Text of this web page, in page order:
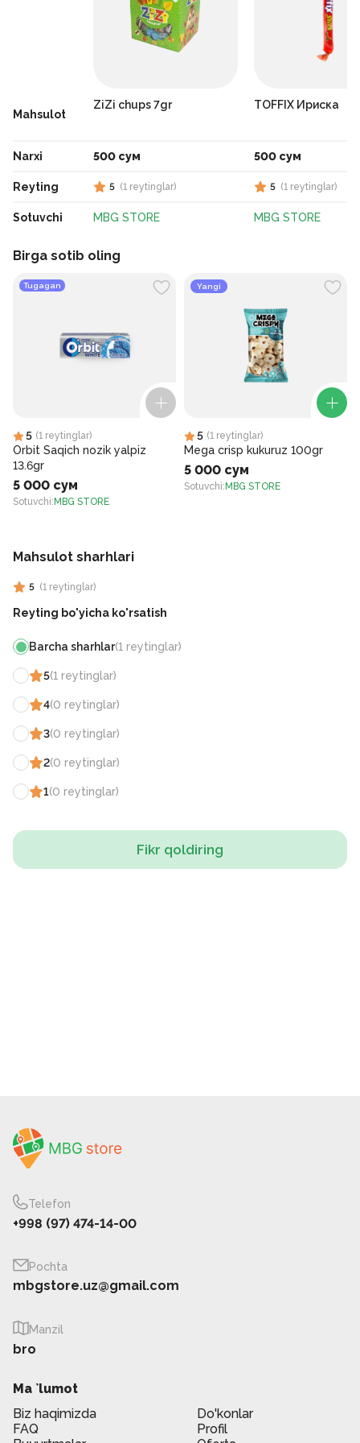
Mahsulot
Narxi
Reyting
Sotuvchi
ZiZi chups 7gr
500 сум
5 (1 reytinglar)
MBG STORE
TOFFIX Ириска
500 сум
5 (1 reytinglar)
MBG STORE
Birga sotib oling
Tugagan
5 (1 reytinglar)
Orbit Saqich nozik yalpiz
13.6gr
5 000 сум
Sotuvchi: MBG STORE
Yangi
5 (1 reytinglar)
Mega crisp kukuruz 100gr
5 000 сум
Sotuvchi: MBG STORE
Mahsulot sharhlari
5 (1 reytinglar)
Reyting bo'yicha ko'rsatish
Barcha sharhlar(1 reytinglar)
5(1 reytinglar)
4(0 reytinglar)
3(0 reytinglar)
2(0 reytinglar)
1(0 reytinglar)
Fikr qoldiring
Telefon
+998 (97) 474-14-00
Pochta
mbgstore.uz@gmail.com
Manzil
bro
Ma `lumot
Biz haqimizda
Do'konlar
FAQ
Profil